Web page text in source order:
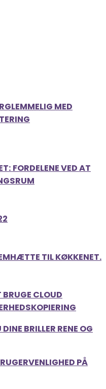
MED
FORDELENE VED AT
TIL KØKKENET.
BRUGE CLOUD
BRILLER RENE OG
PÅ